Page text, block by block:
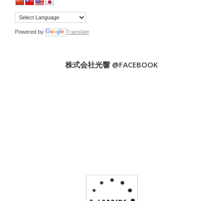
Powered by Translate
株式会社光響 @FACEBOOK